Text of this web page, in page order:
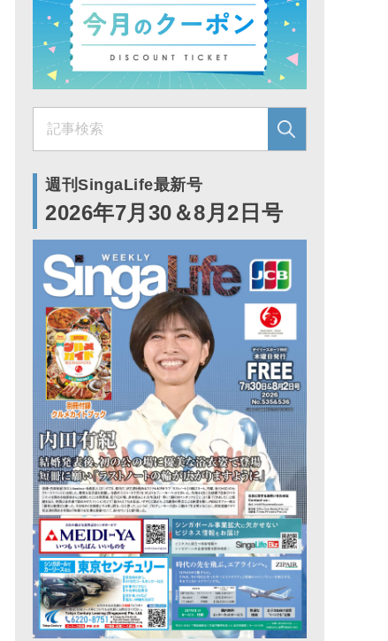
週刊SingaLife最新号
2026年7月30＆8月2日号